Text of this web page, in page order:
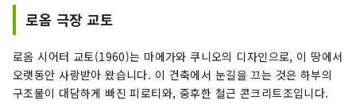
로옴 극장 교토
로옴 시어터 교토(1960)는 마에가와 쿠니오의 디자인으로, 이 땅에서
오랫동안 사랑받아 왔습니다. 이 건축에서 눈길을 끄는 것은 하부의
구조물이 대담하게 빠진 피로티와, 중후한 철근 콘크리트조입니다.